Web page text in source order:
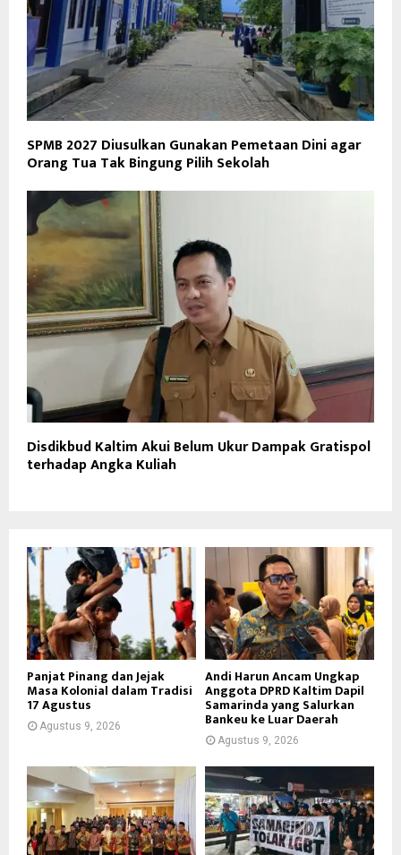
SPMB 2027 Diusulkan Gunakan Pemetaan Dini agar
Orang Tua Tak Bingung Pilih Sekolah
Disdikbud Kaltim Akui Belum Ukur Dampak Gratispol
terhadap Angka Kuliah
Panjat Pinang dan Jejak
Masa Kolonial dalam Tradisi
17 Agustus
Agustus 9, 2026
Andi Harun Ancam Ungkap
Anggota DPRD Kaltim Dapil
Samarinda yang Salurkan
Bankeu ke Luar Daerah
Agustus 9, 2026